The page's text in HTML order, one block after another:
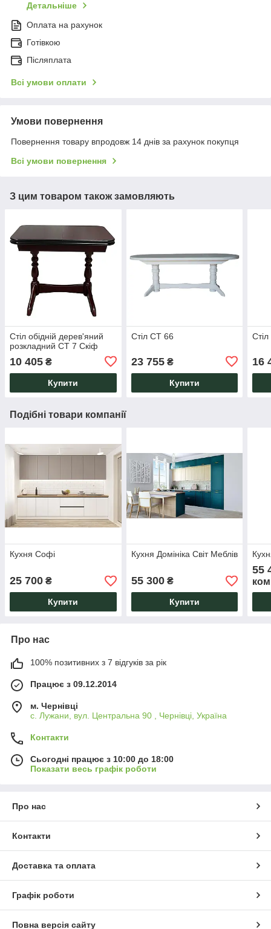
Детальніше
Оплата на рахунок
Готівкою
Післяплата
Всі умови оплати
Умови повернення
Повернення товару впродовж 14 днів за рахунок покупця
Всі умови повернення
З цим товаром також замовляють
Стіл обідній дерев'яний
розкладний СТ 7 Скіф
10 405 ₴
Купити
Стіл СТ 66
23 755₴
Купити
16
Подібні товари компанії
Кухня Софі
25 700 ₴
Купити
Кухня Домініка Світ Меблів
55 300₴
Купити
55
Про нас
100% позитивних з 7 відгуків за рік
Працює з 09.12.2014
м. Чернівці
с. Лужани, вул. Центральна 90 , Чернівці, Україна
Контакти
Сьогодні працює з 10:00 до 18:00
Показати весь графік роботи
Про нас
Контакти
Доставка та оплата
Графік роботи
Повна версія сайту